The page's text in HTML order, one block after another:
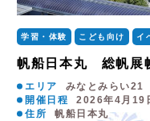
学習・体験 こども向け イ
帆船日本丸 総帆展
エリア
みなとみらい21
開催日程
2026年4月19
住所
帆船日本丸